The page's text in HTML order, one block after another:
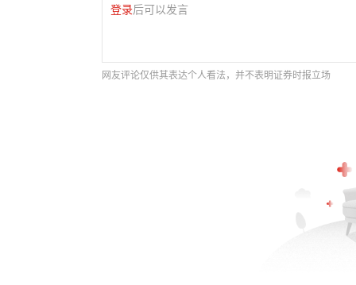
登录后可以发言
网友评论仅供其表达个人看法，并不表明证券时报立场